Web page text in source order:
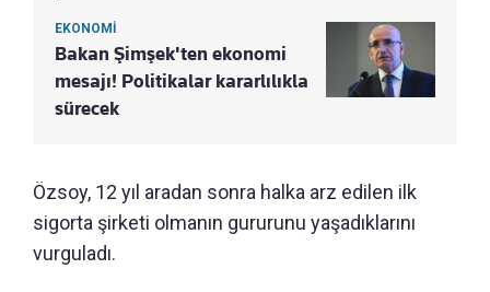
EKONOMİ
Bakan Şimşek'ten ekonomi
mesajı! Politikalar kararlılıkla
sürecek
Özsoy, 12 yıl aradan sonra halka arz edilen ilk
sigorta şirketi olmanın gururunu yaşadıklarını
vurguladı.